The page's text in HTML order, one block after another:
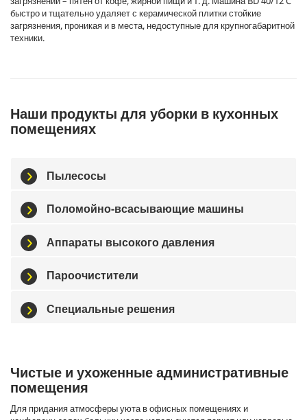
быстро и тщательно удаляет с керамической плитки стойкие
загрязнения, проникая и в места, недоступные для крупногабаритной
техники.
Наши продукты для уборки в кухонных
помещениях
Пылесосы
Поломойно-всасывающие машины
Аппараты высокого давления
Пароочистители
Специальные решения
Чистые и ухоженные административные
помещения
Для придания атмосферы уюта в офисных помещениях и